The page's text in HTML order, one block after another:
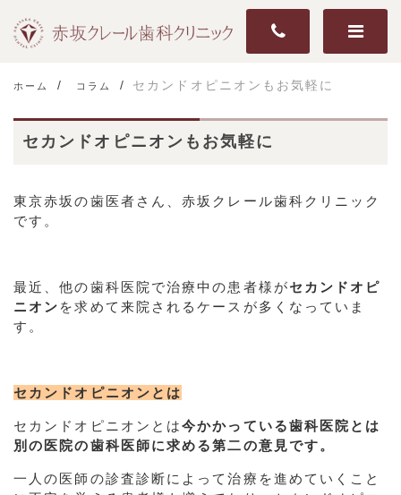
ホーム コラム セカンドオピニオンもお気軽に
セカンドオピニオンもお気軽に
東京赤坂の歯医者さん、赤坂クレール歯科クリニック
です。
最近、他の歯科医院で治療中の患者様がセカンドオピ
ニオン を求めて来院されるケースが多くなっていま
す。
セカンドオピニオンとは
セカンドオピニオンとは今かかっている歯科医院とは
別の医院の歯科医師に求める第二の意見です。
一人の医師の診査診断によって治療を進めていくこと